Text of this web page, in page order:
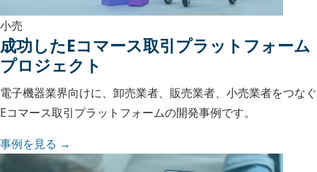
小売
成功したEコマース取引プラットフォーム
プロジェクト
電子機器業界向けに、卸売業者、販売業者、小売業者をつなぐ
Eコマース取引プラットフォームの開発事例です。
事例を見る →